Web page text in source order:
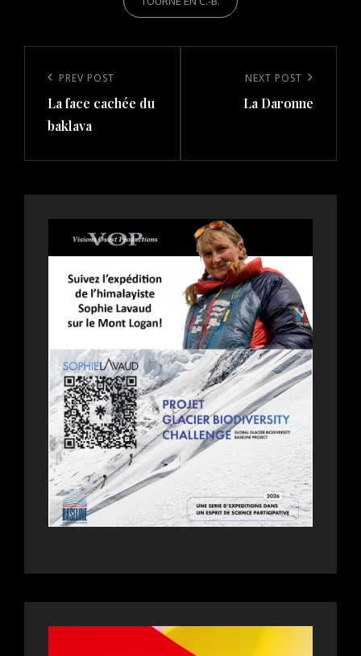
navigation
Previous
Post
PREV POST
La face cachée du
baklava
NEXT POST
La Daronne